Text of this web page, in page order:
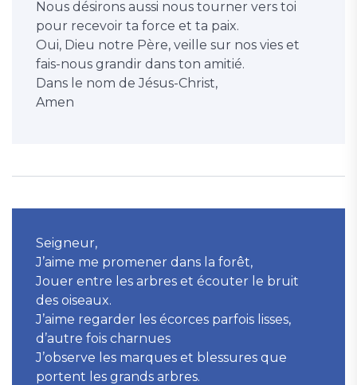
Nous désirons aussi nous tourner vers toi
pour recevoir ta force et ta paix.
Oui, Dieu notre Père, veille sur nos vies et
fais-nous grandir dans ton amitié.
Dans le nom de Jésus-Christ,
Amen
Seigneur,
J’aime me promener dans la forêt,
Jouer entre les arbres et écouter le bruit
des oiseaux.
J’aime regarder les écorces parfois lisses,
d’autre fois charnues
J’observe les marques et blessures que
portent les grands arbres.